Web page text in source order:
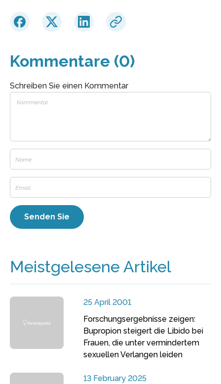
Kommentare (0)
Schreiben Sie einen Kommentar
Meistgelesene Artikel
25 April 2001
Forschungsergebnisse zeigen:
Bupropion steigert die Libido bei
Frauen, die unter vermindertem
sexuellen Verlangen leiden
13 February 2025